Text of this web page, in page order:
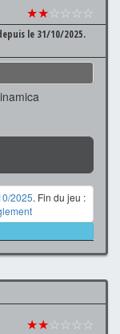
★★☆☆☆☆
le 31/10/2025.
2025. Fin du jeu :
★★☆☆☆☆